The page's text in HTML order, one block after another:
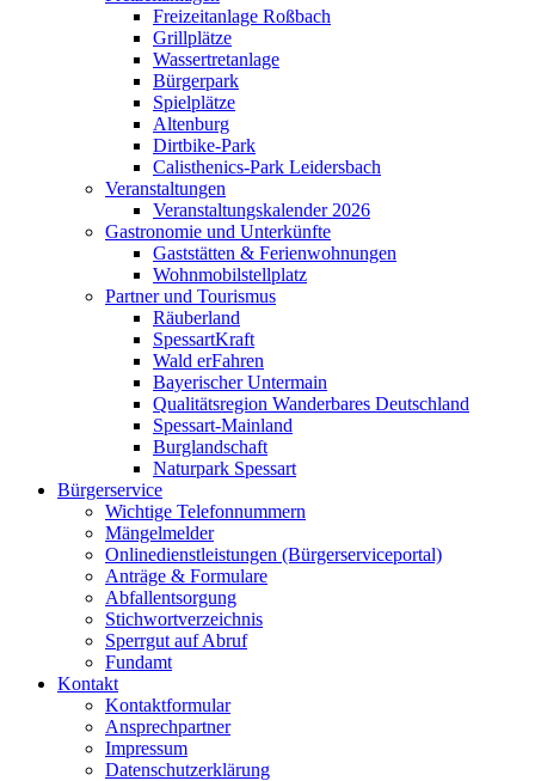
Freizeitanlage Roßbach
Grillplätze
Wassertretanlage
Bürgerpark
Spielplätze
Altenburg
Dirtbike-Park
Calisthenics-Park Leidersbach
Veranstaltungen
Veranstaltungskalender 2026
Gastronomie und Unterkünfte
Gaststätten & Ferienwohnungen
Wohnmobilstellplatz
Partner und Tourismus
Räuberland
SpessartKraft
Wald erFahren
Bayerischer Untermain
Qualitätsregion Wanderbares Deutschland
Spessart-Mainland
Burglandschaft
Naturpark Spessart
Bürgerservice
Wichtige Telefonnummern
Mängelmelder
Onlinedienstleistungen (Bürgerserviceportal)
Anträge & Formulare
Abfallentsorgung
Stichwortverzeichnis
Sperrgut auf Abruf
Fundamt
Kontakt
Kontaktformular
Ansprechpartner
Impressum
Datenschutzerklärung